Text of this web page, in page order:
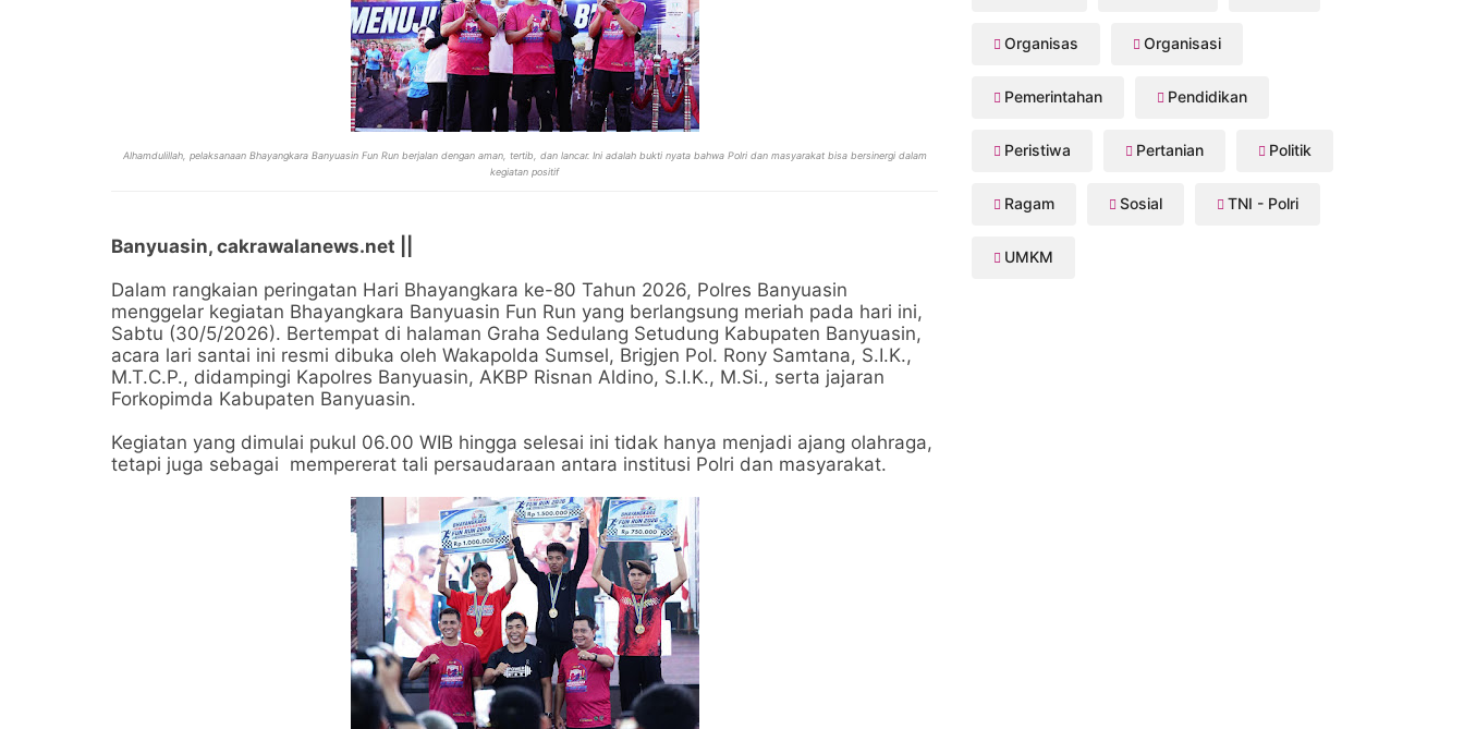
Alhamdulillah, pelaksanaan Bhayangkara Banyuasin Fun Run berjalan dengan aman, tertib, dan lancar. Ini adalah bukti nyata bahwa Polri dan masyarakat bisa bersinergi dalam
kegiatan positif
Banyuasin, cakrawalanews.net ||
Dalam rangkaian peringatan Hari Bhayangkara ke-80 Tahun 2026, Polres Banyuasin
menggelar kegiatan Bhayangkara Banyuasin Fun Run yang berlangsung meriah pada hari ini,
Sabtu (30/5/2026). Bertempat di halaman Graha Sedulang Setudung Kabupaten Banyuasin,
acara lari santai ini resmi dibuka oleh Wakapolda Sumsel, Brigjen Pol. Rony Samtana, S.I.K.,
M.T.C.P., didampingi Kapolres Banyuasin, AKBP Risnan Aldino, S.I.K., M.Si., serta jajaran
Forkopimda Kabupaten Banyuasin.
Kegiatan yang dimulai pukul 06.00 WIB hingga selesai ini tidak hanya menjadi ajang olahraga,
tetapi juga sebagai mempererat tali persaudaraan antara institusi Polri dan masyarakat.
Organisas Organisasi
Pemerintahan Pendidikan
Peristiwa Pertanian Politik
Ragam Sosial TNI - Polri
UMKM